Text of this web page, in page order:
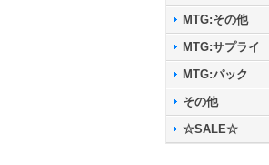
MTG:その他
MTG:サプライ
MTG:パック
その他
☆SALE☆